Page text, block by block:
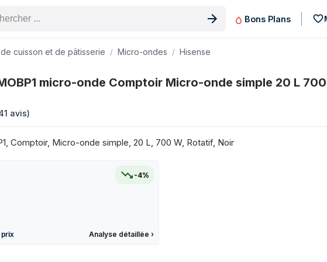
produit
Bons Plans
cuisson et de pâtisserie Micro-ondes Hisense
micro-onde Comptoir Micro-onde simple 20 L
avis)
Comptoir, Micro-onde simple, 20 L, 700 W, Rotatif, Noir
-4%
prix Analyse détaillée ›
Prix
54,99 €
54,99 €